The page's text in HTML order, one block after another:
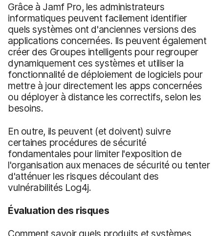
Grâce à Jamf Pro, les administrateurs
informatiques peuvent facilement identifier
quels systèmes ont d'anciennes versions des
applications concernées. Ils peuvent également
créer des Groupes intelligents pour regrouper
dynamiquement ces systèmes et utiliser la
fonctionnalité de déploiement de logiciels pour
mettre à jour directement les apps concernées
ou déployer à distance les correctifs, selon les
besoins.
En outre, ils peuvent (et doivent) suivre
certaines procédures de sécurité
fondamentales pour limiter l'exposition de
l'organisation aux menaces de sécurité ou tenter
d'atténuer les risques découlant des
vulnérabilités Log4j.
Évaluation des risques
Comment savoir quels produits et systèmes